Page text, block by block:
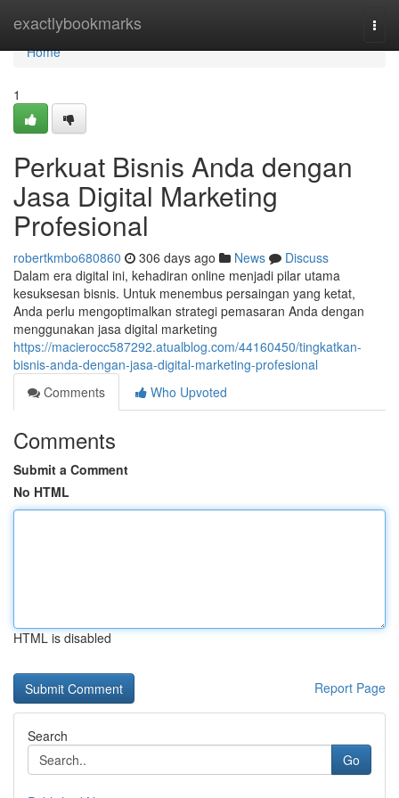
exactlybookmarks
Home
Home
1
Perkuat Bisnis Anda dengan
Jasa Digital Marketing
Profesional
robertkmbo680860 306 days ago News
Discuss
Dalam era digital ini, kehadiran online menjadi pilar utama
kesuksesan bisnis. Untuk menembus persaingan yang ketat,
Anda perlu mengoptimalkan strategi pemasaran Anda dengan
menggunakan jasa digital marketing
https://macierocc587292.atualblog.com/44160450/tingkatkan-
bisnis-anda-dengan-jasa-digital-marketing-profesional
Comments
Who Upvoted
Comments
Submit a Comment
No HTML
HTML is disabled
Report Page
Search
Go